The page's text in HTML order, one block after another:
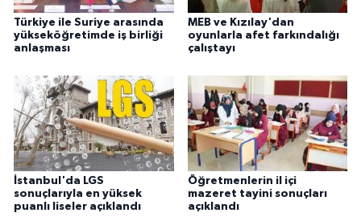
Türkiye ile Suriye arasında
yükseköğretimde iş birliği
anlaşması
MEB ve Kızılay'dan
oyunlarla afet farkındalığı
çalıştayı
İstanbul'da LGS
sonuçlarıyla en yüksek
puanlı liseler açıklandı
Öğretmenlerin il içi
mazeret tayini sonuçları
açıklandı